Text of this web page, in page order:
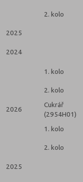
2. kolo
2025
2024
1. kolo
2. kolo
2026
Cukrář
(2954H01)
1. kolo
2. kolo
2025